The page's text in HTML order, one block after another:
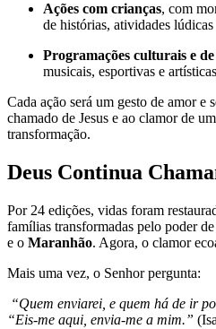
Ações com crianças, com
de histórias, atividades
Programações culturais e
musicais, esportivas e
Cada ação será um gesto de amor e
chamado de Jesus e ao clamor de
transformação.
Deus Continua
Por 24 edições, vidas foram
famílias transformadas pelo poder
e o Maranhão. Agora, o clamor
Mais uma vez, o Senhor pergunta:
“Quem enviarei, e quem há de ir
“Eis-me aqui, envia-me a mim.”